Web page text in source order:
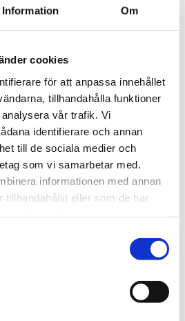
Information Om
cookies
för att anpassa innehållet
tillhandahålla funktioner
vår trafik. Vi
identifierare och annan
till de sociala medier och
som vi samarbetar med.
informationen med annan
tillhandahållit eller som de har
löst i hytten som kan
inbromsning.
kunskap
har aktuell kunskap om
för regelbunden
och kriser
varselväst, bälteskniv,
brandsläckare. Se till att alla
vid en olycka.
varit med om en svår